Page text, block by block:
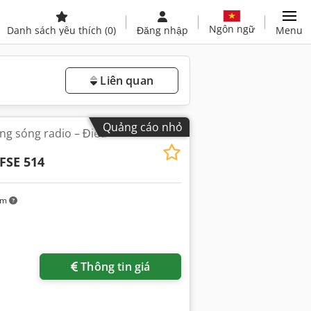
Danh sách yêu thích (0) Đăng nhập Ngôn ngữ Menu
Liên quan
Quảng cáo nhỏ
sóng radio – Điều
514
Thông tin giá